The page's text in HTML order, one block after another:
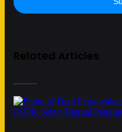
Related Articles